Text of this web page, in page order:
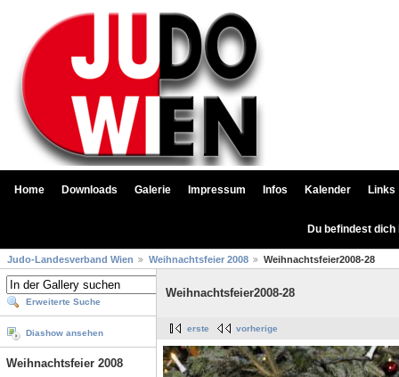
Home Downloads Galerie Impressum Infos Kalender Links
Du befindest
Judo-Landesverband Wien Weihnachtsfeier 2008 Weihnachtsfeier2008-28
Erweiterte Suche
Diashow ansehen
Weihnachtsfeier 2008
Weihnachtsfeier2008-28
erste vorherige